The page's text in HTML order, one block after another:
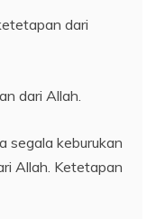
dari
dari Allah.
segala keburukan
Allah. Ketetapan